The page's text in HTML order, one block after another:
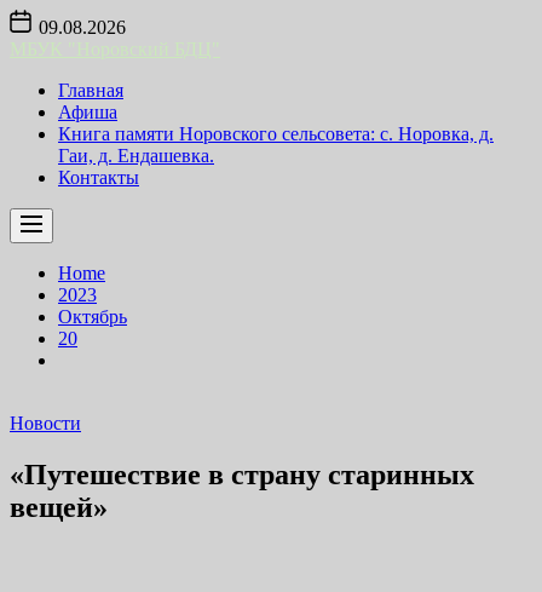
Skip
content
09.08.2026
Главная
Афиша
Книга памяти Норовского сельсовета: с. Норовка, д.
Гаи, д. Ендашевка.
Контакты
Home
2023
Октябрь
20
Новости
«Путешествие в страну старинных
вещей»